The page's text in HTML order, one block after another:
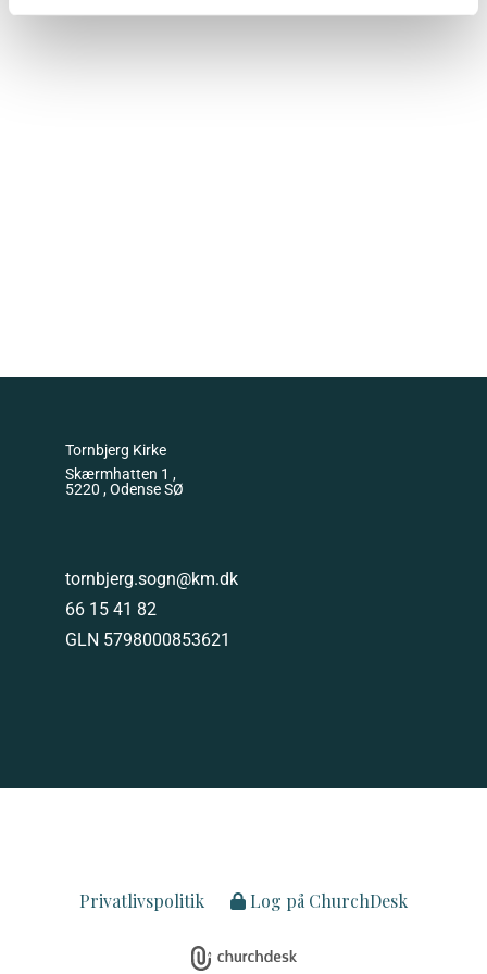
Tornbjerg Kirke
Skærmhatten 1 ,
5220 , Odense SØ
tornbjerg.sogn@km.dk
66 15 41 82
GLN 5798000853621
Privatlivspolitik Log på ChurchDesk